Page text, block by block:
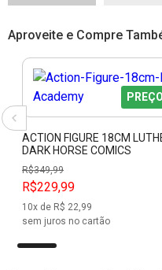
Aproveite e Compre
ACTION FIGURE 18CM
DARK HORSE COMICS
R$349,99
R$229,99
10x de R$ 22,99
sem juros no cartão